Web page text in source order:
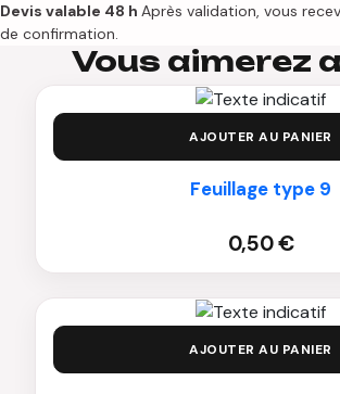
Devis valable 48 h Après validation, vous
de confirmation.
Vous aimerez
AJOUTER AU PANIER
Feuillage type 9
0,50€
AJOUTER AU PANIER